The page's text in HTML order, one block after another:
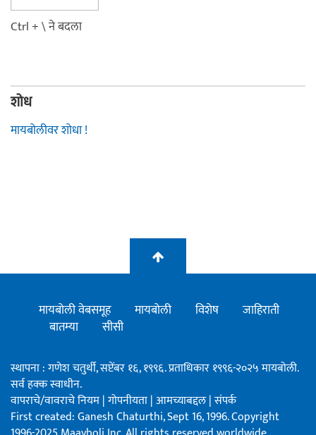
Ctrl + \ ने बदला
शोध
मायबोलीवर शोधा !
मायबोली वेबसमूह मायबोली विशेष
जाहिराती
बातम्या
सीसी
स्थापना : गणेश चतुर्थी, सप्टेंबर १६, १९९६. प्रताधिकार १९९६-२०२५ मायबोली.
सर्व हक्क स्वाधीन.
वापराचे/वावराचे नियम|गोपनीयता|आमच्याबद्दल|संपर्क
First created: Ganesh Chaturthi, Sept 16, 1996. Copyright